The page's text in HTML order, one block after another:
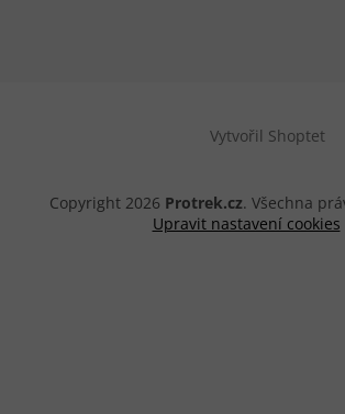
Vytvořil Shoptet
Copyright 2026 Protrek.cz. Všechna
Upravit nastavení cookies